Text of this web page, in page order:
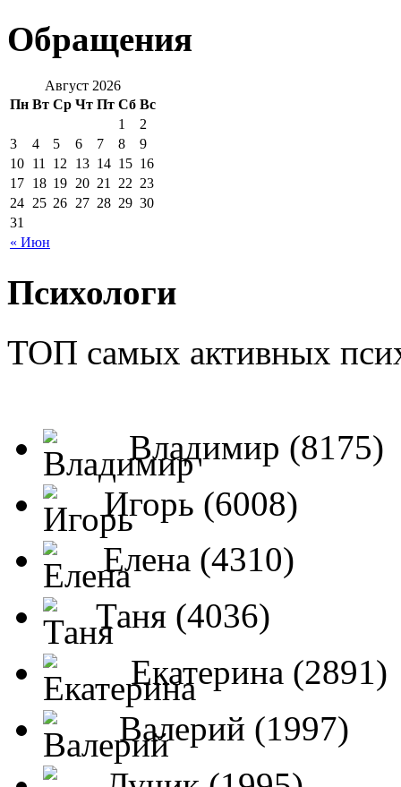
Обращения
Август 2026
Пн Вт Ср Чт Пт Сб Вс
« Июн
1
2
3
4 5 6 7 8
9
10 11 12 13 14 15 16
17 18 19 20 21 22 23
24 25 26 27 28 29 30
31
Психологи
ТОП самых активных
Владимир (8175)
Игорь (6008)
Елена (4310)
Таня (4036)
Екатерина (2891)
Валерий (1997)